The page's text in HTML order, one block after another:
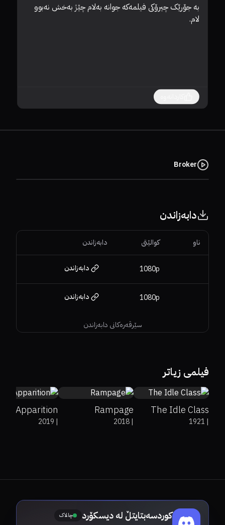
بە جۆرێک چیرۆکی فیلمەکە جوانە بەلام چێژ بەخش نەبوو
لام.
Broker
دابەزاندن
سێرڤەرەکانی دابەزاندن
ناو کوالێتی دابەزاندن
1080p دابەزاندن
1080p دابەزاندن
فیلمی زیاتر
The Idle Class
|
1921
Rampage
|
2018
Apparition
|
2019
کوردسەبتایتڵ لە دیسکۆرد چالاک